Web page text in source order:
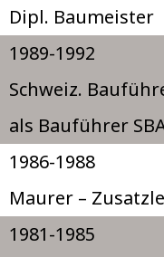
Dipl. Baumeister
1989-1992
Schweiz.
als Bauführer
1986-1988
Maurer –
1981-1985